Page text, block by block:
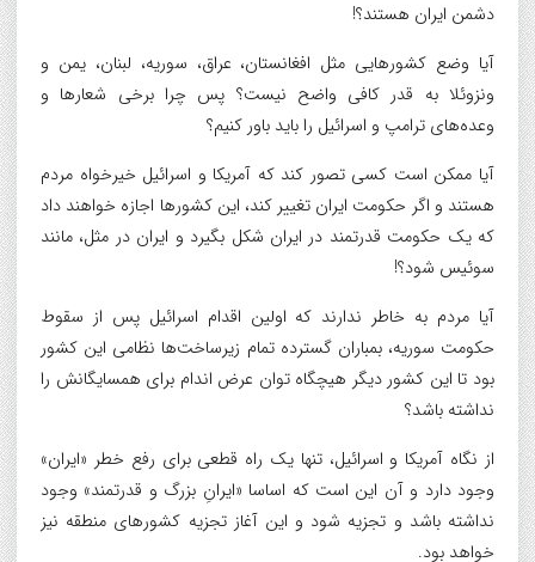
دشمن ایران هستند؟!
آیا وضع کشورهایی مثل افغانستان، عراق، سوریه، لبنان، یمن و
ونزوئلا به قدر کافی واضح نیست؟ پس چرا برخی شعارها و
وعده‌های ترامپ و اسرائیل را باید باور کنیم؟
آیا ممکن است کسی تصور کند که آمریکا و اسرائیل خیرخواه‌ مردم
هستند و اگر حکومت ایران تغییر کند، این کشورها اجازه خواهند داد
که یک حکومت قدرتمند در ایران شکل بگیرد و ایران در مثل، مانند
سوئیس شود؟!
آیا مردم به خاطر ندارند که اولین اقدام اسرائیل پس از سقوط
حکومت سوریه، بمباران گسترده تمام زیرساخت‌ها نظامی این کشور
بود تا این کشور دیگر هیچگاه توان عرض اندام برای همسایگانش را
نداشته باشد؟
از نگاه آمریکا و اسرائیل، تنها یک راه قطعی برای رفع خطر «ایران»
وجود دارد و آن این است که اساسا «ایرانِ بزرگ و قدرتمند» وجود
نداشته باشد و تجزیه شود و این آغاز تجزیه کشورهای منطقه نیز
خواهد بود.